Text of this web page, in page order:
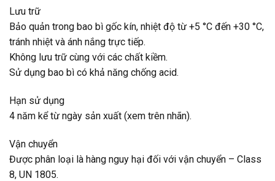
Lưu trữ
Bảo quản trong bao bì gốc kín, nhiệt độ từ +5 °C đến +30 °C,
tránh nhiệt và ánh nắng trực tiếp.
Không lưu trữ cùng với các chất kiềm.
Sử dụng bao bì có khả năng chống acid.
Hạn sử dụng
4 năm kể từ ngày sản xuất (xem trên nhãn).
Vận chuyển
Được phân loại là hàng nguy hại đối với vận chuyển – Class
8, UN 1805.